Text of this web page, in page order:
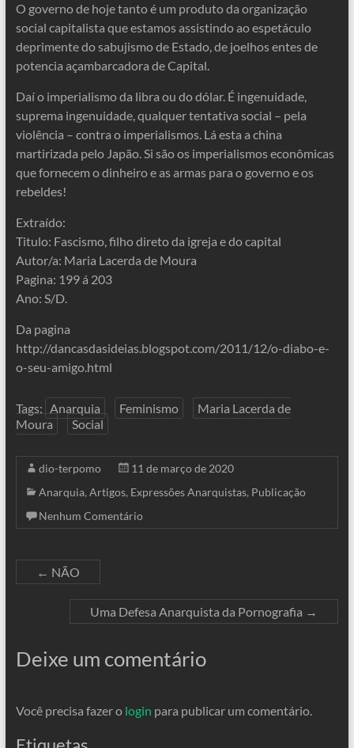
O governo de hoje tanto é um produto da organização
social capitalista que estamos assistindo ao espetáculo
deprimente do sabujismo de Estado, de joelhos entes de
potencia açambarcadora de Capital.
Daí o imperialismo da libra ou do dólar. É ingenuidade,
suprema ingenuidade, qualquer tentativa social – pela
violência – contra o imperialismos. Lá esta a china
martirizada pelo Japão. Si são os imperialismos econômicas
que fornecem o dinheiro e as armas para o governo e os
rebeldes!
Extraído:
Titulo: Fascismo, filho direto da igreja e do capital
Autor/a: Maria Lacerda de Moura
Pagina: 199 á 203
Ano: S/D.
Da pagina
http://dancasdasideias.blogspot.com/2011/12/o-diabo-e-
o-seu-amigo.html
Tags: Anarquia Feminismo
Maria Lacerda de
Moura
Social
dio-terpomo
11 de março de 2020
Anarquia,Artigos, Expressões Anarquistas, Publicação
Nenhum Comentário
← NÃO
Uma Defesa Anarquista da Pornografia →
Deixe um comentário
Você precisa fazer o login para publicar um comentário.